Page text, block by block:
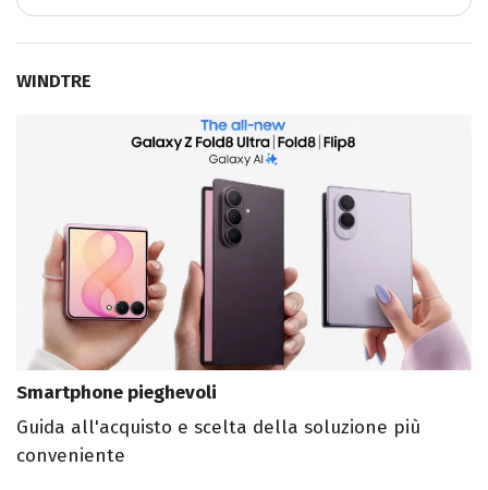
WINDTRE
Smartphone pieghevoli
Guida all'acquisto e scelta della soluzione più
conveniente